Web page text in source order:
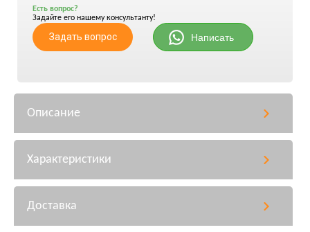
Есть вопрос?
Задайте его нашему консультанту!
Задать вопрос Написать
Описание
Характеристики
Доставка